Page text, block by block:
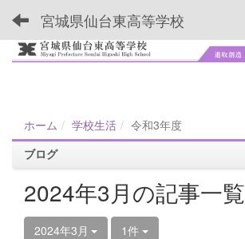
宮城県仙台東高等学校
ホーム 学校生活
令和3年度
ブログ
2024年3月の記事一覧
2024年3月 1件